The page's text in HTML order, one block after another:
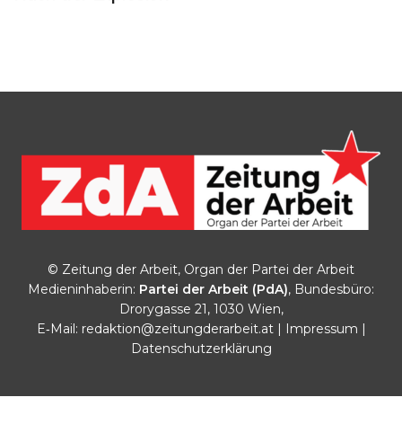
© Zeitung der Arbeit, Organ der Partei der Arbeit
Medieninhaberin: Partei der Arbeit (PdA), Bundesbüro:
Drorygasse 21, 1030 Wien,
E‑Mail: redaktion@zeitungderarbeit.at| Impressum |
Datenschutzerklärung